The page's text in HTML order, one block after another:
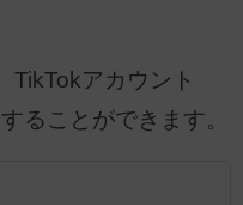
TikTokアカウント
ることができます。